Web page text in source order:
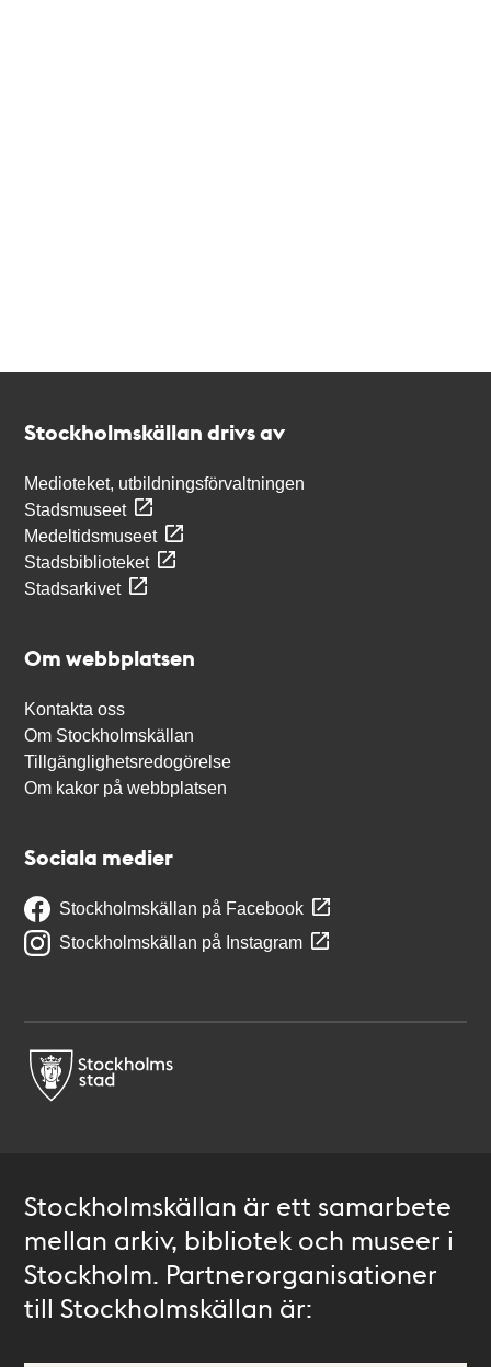
Stockholmskällan drivs av
Medioteket, utbildningsförvaltningen
Stadsmuseet
Medeltidsmuseet
Stadsbiblioteket
Stadsarkivet
Om webbplatsen
Kontakta oss
Om Stockholmskällan
Tillgänglighetsredogörelse
Om kakor på webbplatsen
Sociala medier
Stockholmskällan på Facebook
Stockholmskällan på Instagram
Stockholmskällan är ett samarbete
mellan arkiv, bibliotek och museer i
Stockholm. Partnerorganisationer
till Stockholmskällan är: